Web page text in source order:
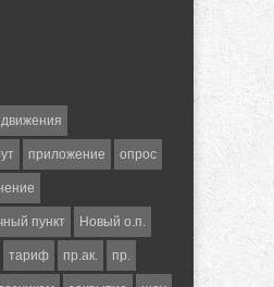
приложение опрос
пункт Новый о.п.
тариф пр.ак. пр.